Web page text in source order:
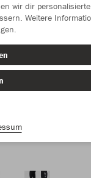
wir dir personalisierte
Weitere